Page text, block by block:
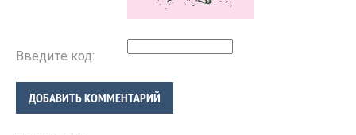
Введите код:
ДОБАВИТЬ КОММЕНТАРИЙ